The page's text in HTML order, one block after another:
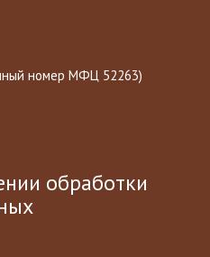
номер МФЦ 52263)
обработки